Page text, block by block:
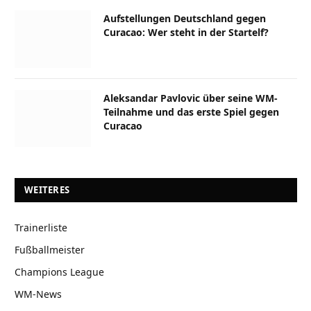
Aufstellungen Deutschland gegen
Curacao: Wer steht in der Startelf?
Aleksandar Pavlovic über seine WM-
Teilnahme und das erste Spiel gegen
Curacao
WEITERES
Trainerliste
Fußballmeister
Champions League
WM-News